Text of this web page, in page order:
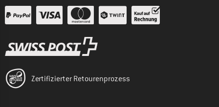
Zertifizierter Retourenprozess